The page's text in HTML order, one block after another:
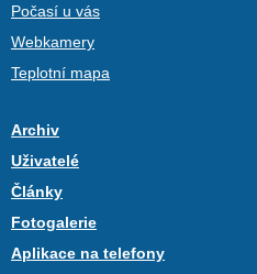
Počasí u vás
Webkamery
Teplotní mapa
Archiv
Uživatelé
Články
Fotogalerie
Aplikace na telefony